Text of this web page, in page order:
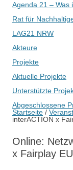
Agenda 21 – Was
Rat für
LAG21 NRW
Akteure
Projekte
Aktuelle Projekte
Unterstützte
Abgeschlossene
Startseite /
interACTION x
Online:
x Fairplay